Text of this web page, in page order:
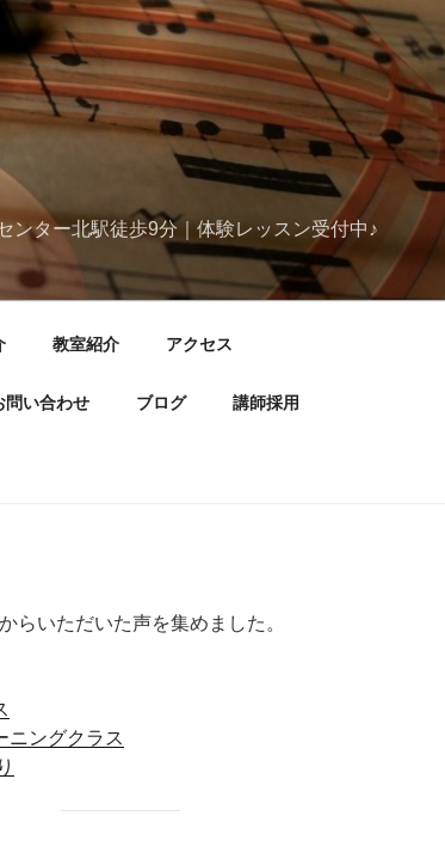
ンター北駅徒歩9分｜体験レッスン受付中♪
教室紹介 アクセス
問い合わせ ブログ 講師採用
らいただいた声を集めました。
ニングクラス